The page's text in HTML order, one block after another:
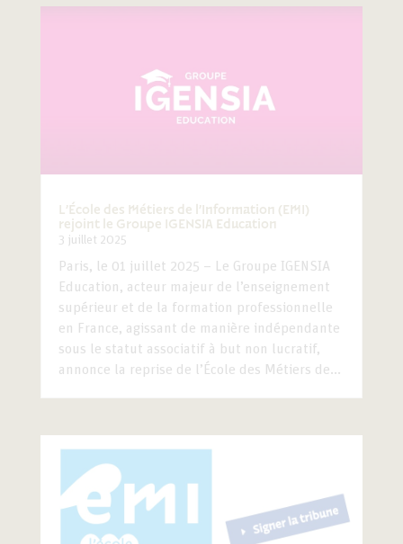
L’École des Métiers de l’Information (EMI)
rejoint le Groupe IGENSIA Education
3 juillet 2025
Paris, le 01 juillet 2025 – Le Groupe IGENSIA
Education, acteur majeur de l’enseignement
supérieur et de la formation professionnelle
en France, agissant de manière indépendante
sous le statut associatif à but non lucratif,
annonce la reprise de l’École des Métiers de...